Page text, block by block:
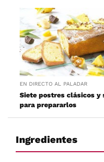
EN DIRECTO AL PALADAR
Siete postres clásicos y
para prepararlos
Ingredientes